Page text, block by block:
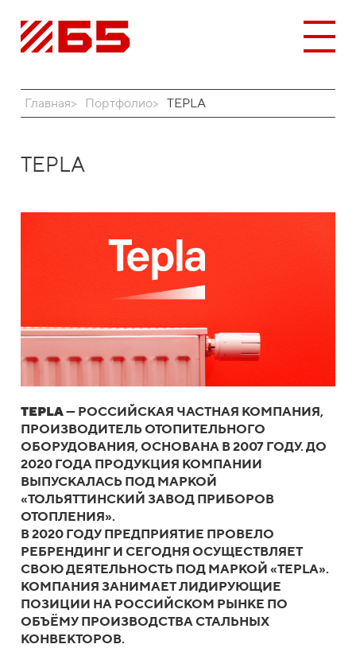
Главная Портфолио TEPLA
TEPLA
TEPLA— РОССИЙСКАЯ ЧАСТНАЯ КОМПАНИЯ,
ПРОИЗВОДИТЕЛЬ ОТОПИТЕЛЬНОГО
ОБОРУДОВАНИЯ, ОСНОВАНА В 2007 ГОДУ. ДО
2020 ГОДА ПРОДУКЦИЯ КОМПАНИИ
ВЫПУСКАЛАСЬ ПОД МАРКОЙ
«ТОЛЬЯТТИНСКИЙ ЗАВОД ПРИБОРОВ
ОТОПЛЕНИЯ».
В 2020 ГОДУ ПРЕДПРИЯТИЕ ПРОВЕЛО
РЕБРЕНДИНГ И СЕГОДНЯ ОСУЩЕСТВЛЯЕТ
СВОЮ ДЕЯТЕЛЬНОСТЬ ПОД МАРКОЙ «TEPLA».
КОМПАНИЯ ЗАНИМАЕТ ЛИДИРУЮЩИЕ
ПОЗИЦИИ НА РОССИЙСКОМ РЫНКЕ ПО
ОБЪЁМУ ПРОИЗВОДСТВА СТАЛЬНЫХ
КОНВЕКТОРОВ.